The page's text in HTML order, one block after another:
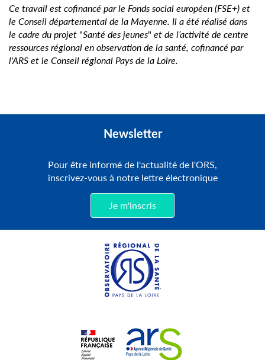
Ce travail est cofinancé par le Fonds social européen (FSE+) et
le Conseil départemental de la Mayenne. Il a été réalisé dans
le cadre du projet "Santé des jeunes" et de l’activité de centre
ressources régional en observation de la santé, cofinancé par
l'ARS et le Conseil régional Pays de la Loire.
Newsletter
Pour être informé de l'actualité de l'ORS,
inscrivez-vous à notre lettre électronique
Je m'inscris